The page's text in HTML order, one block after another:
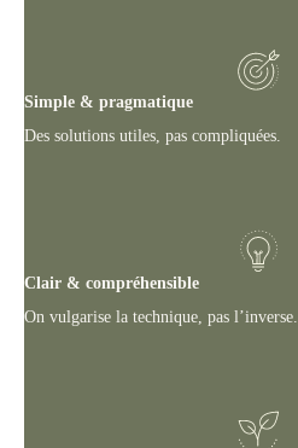
Simple & pragmatique
Des solutions utiles, pas compliquées.
Clair & compréhensible
On vulgarise la technique, pas l’inverse.